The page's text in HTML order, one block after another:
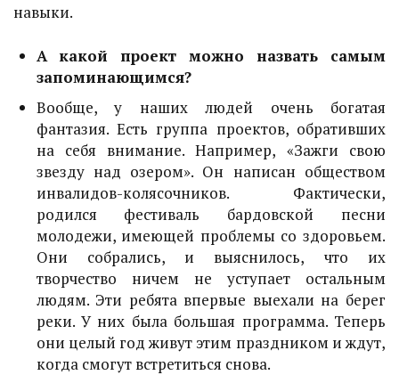
навыки.
А какой проект можно назвать самым
запоминающимся?
Вообще, у наших людей очень богатая
фантазия. Есть группа проектов, обративших
на себя внимание. Например, «Зажги свою
звезду над озером». Он написан обществом
инвалидов-колясочников. Фактически,
родился фестиваль бардовской песни
молодежи, имеющей проблемы со здоровьем.
Они собрались, и выяснилось, что их
творчество ничем не уступает остальным
людям. Эти ребята впервые выехали на берег
реки. У них была большая программа. Теперь
они целый год живут этим праздником и ждут,
когда смогут встретиться снова.